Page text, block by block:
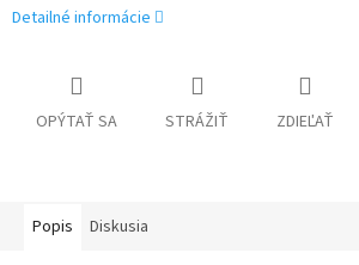
Detailné informácie
OPÝTAŤ SA STRÁŽIŤ ZDIEĽAŤ
Popis Diskusia